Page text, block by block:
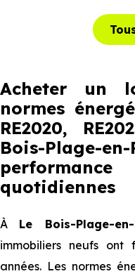
Acheter un
normes
RE2020,
Bois-Plage-
quotidiennes
À Le Bois-Plage-
immobiliers neufs ont
années. Les normes